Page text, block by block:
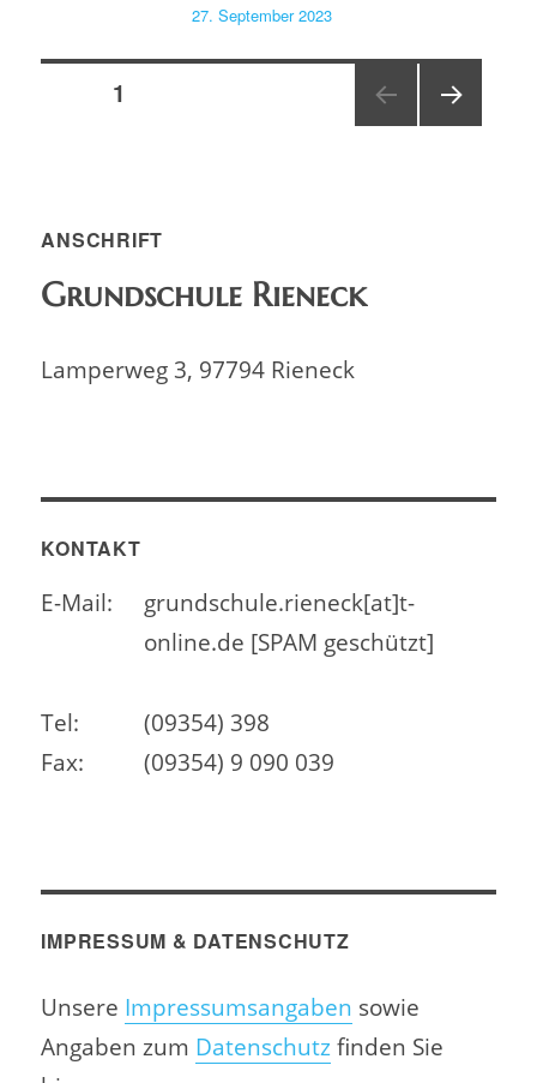
Veröffentlicht
27. September 2023
Seitennummerierung
SEITE1
ANSCHRIFT
Grundschule Rieneck
Lamperweg 3, 97794 Rieneck
KONTAKT
E-Mail:
grundschule.rieneck[at]t-
online.de [SPAM geschützt]
Tel:
(09354) 398
Fax:
(09354) 9 090 039
IMPRESSUM & DATENSCHUTZ
Unsere Impressumsangaben sowie
Angaben zum Datenschutzfinden Sie